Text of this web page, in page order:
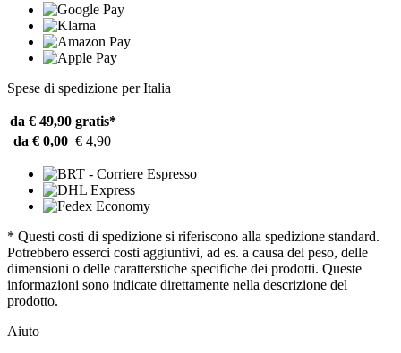
Spese di spedizione per Italia
da € 49,90 gratis*
da € 0,00 € 4,90
* Questi costi di spedizione si riferiscono alla spedizione standard.
Potrebbero esserci costi aggiuntivi, ad es. a causa del peso, delle
dimensioni o delle caratterstiche specifiche dei prodotti. Queste
informazioni sono indicate direttamente nella descrizione del
prodotto.
Aiuto